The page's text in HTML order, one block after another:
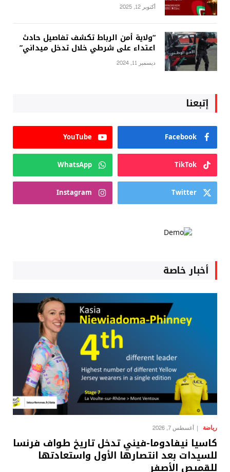
أكتوبر 12, 2025
“ولاية أمن الرباط تكشف تفاصيل حادث
اعتداء على شرطي خلال تدخل ميداني”
ديسمبر 11, 2024
إتبعنا
Facebook
YouTube
TikTok
WhatsApp
Twitter
Instagram
أخبار خاصة
رياضة أغسطس 7, 2026
كاسيا نيفادوما-فيني تدخل تاريخ طواف فرنسا
للسيدات بعد انتصارها الأول واستعادتها
للقميص الأصفر